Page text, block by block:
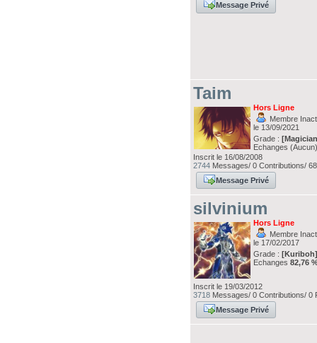
Message Privé
Taim
Hors Ligne
Membre
le 13/09/2021
Grade :
Echanges
Inscrit le 16/08/2008
2744 Messages/ 0 Contributions/
Message Privé
silvinium
Hors Ligne
Membre
le 17/02/2017
Grade :
Echanges82,76
Inscrit le 19/03/2012
3718 Messages/ 0 Contributions/ 0
Message Privé